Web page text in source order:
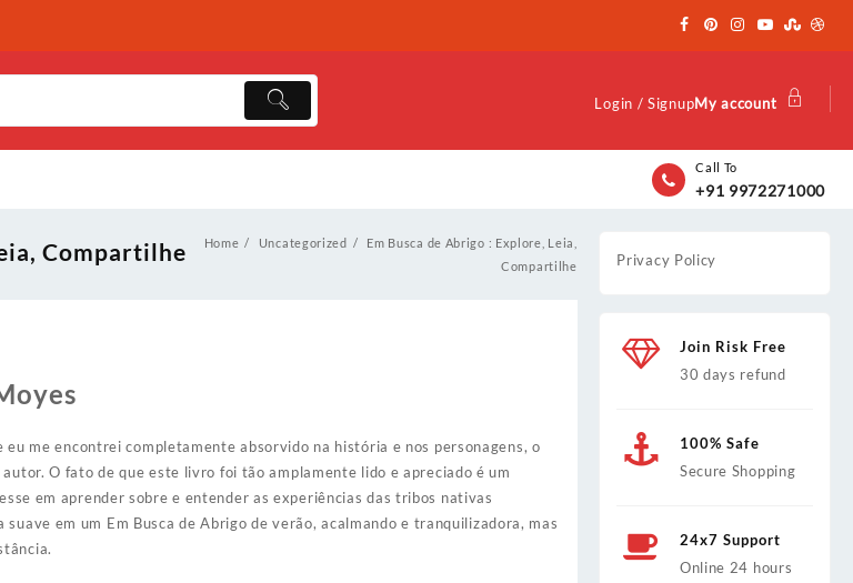
Login / SignupMy account
Call To
+91 9972271000
Compartilhe Home Uncategorized
Em Busca de Abrigo : Explore, Leia,
Compartilhe
me encontrei completamente absorvido na história e nos personagens, o
O fato de que este livro foi tão amplamente lido e apreciado é um
em aprender sobre e entender as experiências das tribos nativas
em um Em Busca de Abrigo de verão, acalmando e tranquilizadora, mas
Privacy Policy
Join Risk Free
30 days refund
100% Safe
Secure Shopping
24x7 Support
Online 24 hours